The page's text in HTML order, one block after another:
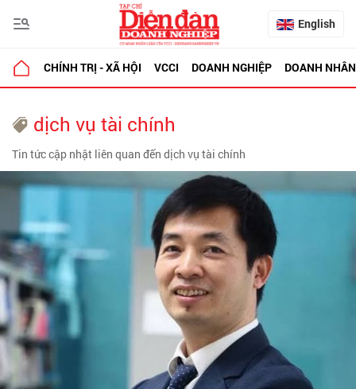
English
CHÍNH TRỊ - XÃ HỘI VCCI DOANH NGHIỆP DOANH NHÂN
dịch vụ tài chính
Tin tức cập nhật liên quan đến dịch vụ tài chính